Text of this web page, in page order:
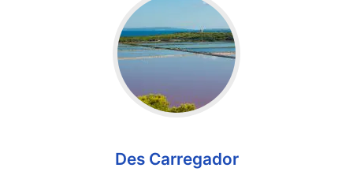
Des Carregador